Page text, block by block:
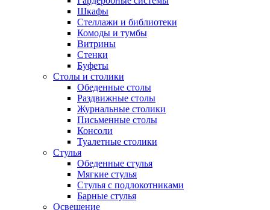
Шкафы
Стеллажи и библиотеки
Комоды и тумбы
Витрины
Стенки
Буфеты
Столы и столики
Обеденные столы
Раздвижные столы
Журнальные столики
Письменные столы
Консоли
Туалетные столики
Стулья
Обеденные стулья
Мягкие стулья
Стулья с подлокотниками
Барные стулья
Освещение